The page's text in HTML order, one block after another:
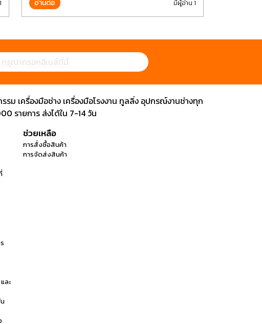
หลายประเภททำให้มีการปรับเปลี่ยนรูปแบบ
อ่านต่อ มีผู้อ่าน 1
ม เครื่องมือช่าง เครื่องมือโรงงาน ทูลลิ่ง อุปกรณ์งานช่างทุก
รายการ ส่งได้ใน 7-14 วัน
ช่วยเหลือ
การสั่งซื้อสินค้า
การจัดส่งสินค้า
ละ